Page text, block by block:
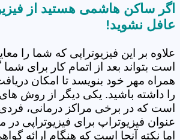
اگر ساکن هاشمی هستید از
عافل نشوید!
علاوه بر این فیزیوتراپی که شما را
است بتواند بعد از اتمام کار برای شما
همراه مهر خود بنویسد تا امکان
را داشته باشید. یکی دیگر از روش های
است که در برخی مراکز درمانی،
عنوان فیزیوتراپ برای فیزیوتراپی
اما نکته آنجا است که هنگام ارائه